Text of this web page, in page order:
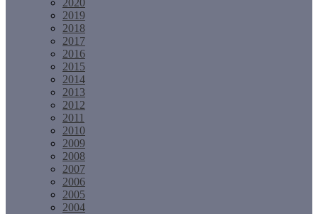
2020
2019
2018
2017
2016
2015
2014
2013
2012
2011
2010
2009
2008
2007
2006
2005
2004